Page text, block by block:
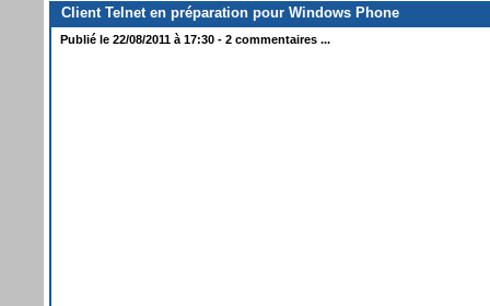
Client Telnet en préparation pour Windows Phone
Publié le 22/08/2011 à 17:30 - 2 commentaires ...